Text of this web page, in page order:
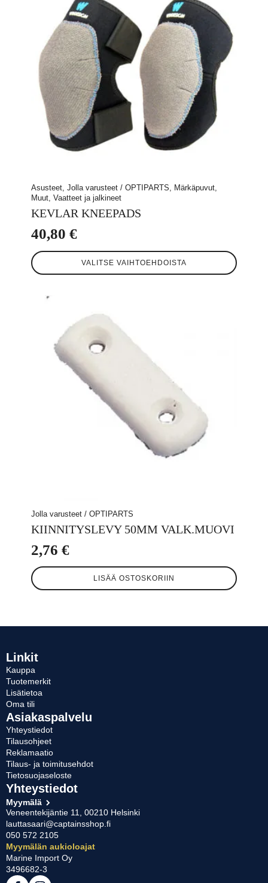
tuotteen
sivulla.
Asusteet, Jolla varusteet / OPTIPARTS, Märkäpuvut,
Muut, Vaatteet ja jalkineet
KEVLAR KNEEPADS
40,80 €
VALITSE VAIHTOEHDOISTA
Tällä
tuotteella
muunnelma.
tuotteen
Jolla varusteet / OPTIPARTS
KIINNITYSLEVY 50MM VALK.MUOVI
2,76 €
LISÄÄ OSTOSKORIIN
Linkit
Kauppa
Tuotemerkit
Lisätietoa
Oma tili
Asiakaspalvelu
Yhteystiedot
Tilausohjeet
Reklamaatio
Tilaus- ja toimitusehdot
Tietosuojaseloste
Yhteystiedot
Myymälä
Veneentekijäntie 11, 00210 Helsinki
lauttasaari@captainsshop.fi
050 572 2105
Myymälän aukioloajat
Marine Import Oy
3496682-3